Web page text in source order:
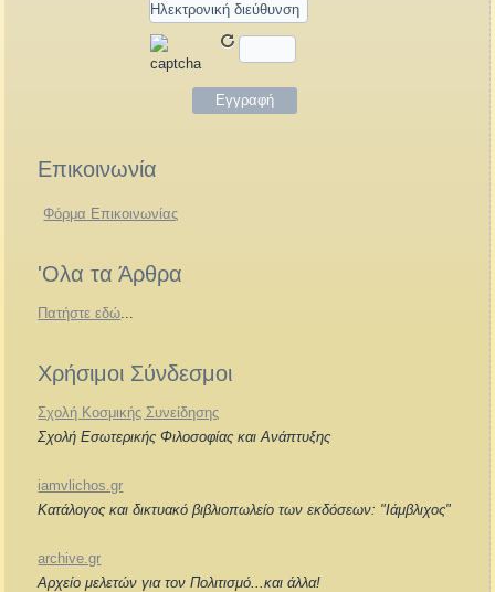
Επικοινωνία
Φόρμα Επικοινωνίας
'Ολα τα Άρθρα
Πατήστε εδώ...
Χρήσιμοι Σύνδεσμοι
Σχολή Κοσμικής Συνείδησης
Σχολή Εσωτερικής Φιλοσοφίας και Ανάπτυξης
iamvlichos.gr
Κατάλογος και δικτυακό βιβλιοπωλείο των εκδόσεων: "Ιάμβλιχος"
archive.gr
Αρχείο μελετών για τον Πολιτισμό...και άλλα!